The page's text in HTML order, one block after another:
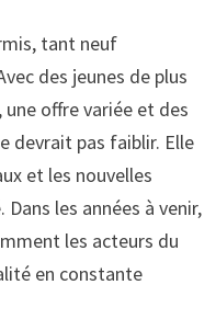
tant neuf
des jeunes de plus
offre variée et des
devrait pas faiblir. Elle
et les nouvelles
les années à venir,
les acteurs du
en constante